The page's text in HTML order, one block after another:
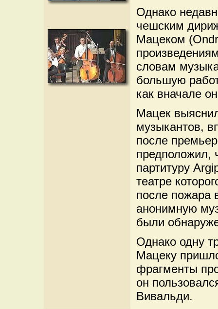
Однако
чешским
Мацеком
словам
большую
как вначале
Мацек
музыкантов,
после
предположил,
партитуру
театре
после пожара
анонимную
были
Однако одну
Мацеку
фрагменты
он
Вивальди.